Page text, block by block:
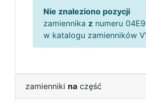
Nie znaleziono pozycji
zamiennika z numeru
w katalogu zamienników
zamienniki na część